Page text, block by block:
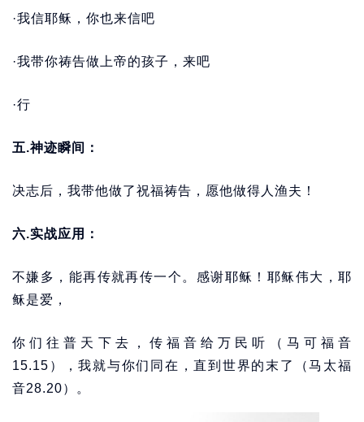
·我信耶稣，你也来信吧
·我带你祷告做上帝的孩子，来吧
·行
五.神迹瞬间：
决志后，我带他做了祝福祷告，愿他做得人渔夫！
六.实战应用：
不嫌多，能再传就再传一个。感谢耶稣！耶稣伟大，耶
稣是爱，
你们往普天下去，传福音给万民听（马可福音
15.15），我就与你们同在，直到世界的末了（马太福
音28.20）。